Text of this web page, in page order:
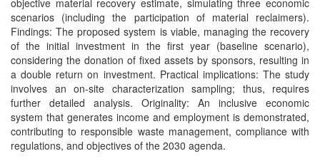
objective material recovery estimate, simulating three economic
scenarios (including the participation of material reclaimers).
Findings: The proposed system is viable, managing the recovery
of the initial investment in the first year (baseline scenario),
considering the donation of fixed assets by sponsors, resulting in
a double return on investment. Practical implications: The study
involves an on-site characterization sampling; thus, requires
further detailed analysis. Originality: An inclusive economic
system that generates income and employment is demonstrated,
contributing to responsible waste management, compliance with
regulations, and objectives of the 2030 agenda.